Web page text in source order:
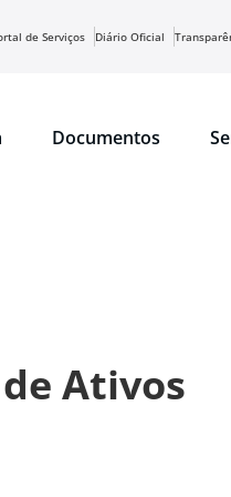
de Serviços Diário Oficial
Documentos
Ativos